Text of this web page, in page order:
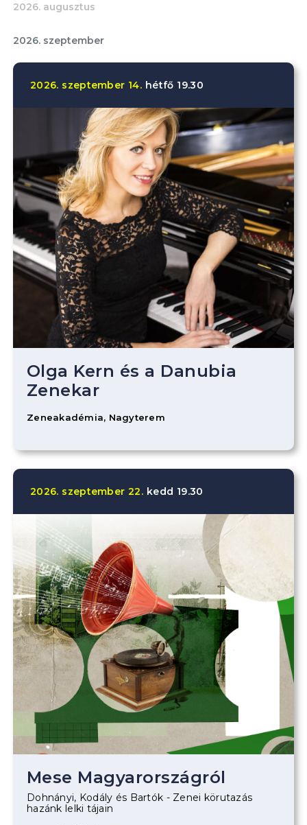
2026. augusztus
2026. szeptember
2026. szeptember 14. hétfő 19.30
Olga Kern és a Danubia
Zenekar
Zeneakadémia, Nagyterem
2026. szeptember 22. kedd 19.30
Mese Magyarországról
Dohnányi, Kodály és Bartók - Zenei körutazás
hazánk lelki tájain